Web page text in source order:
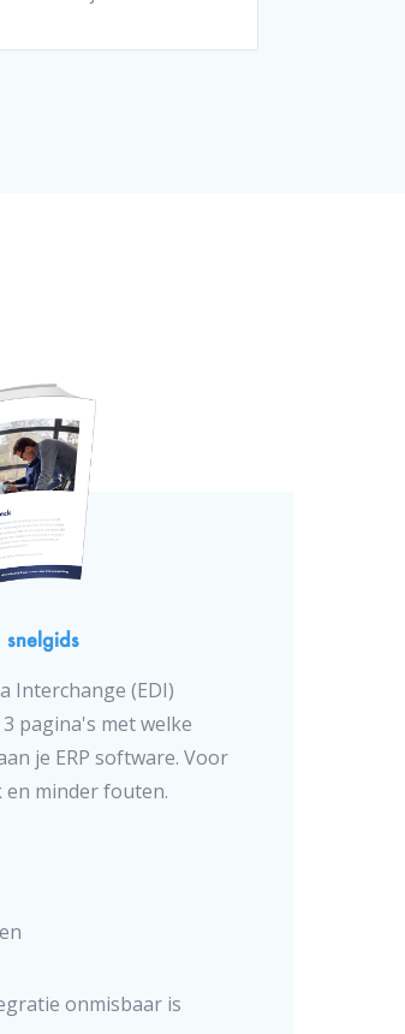
Interchange (EDI)
pagina's met welke
je ERP software. Voor
minder fouten.
onmisbaar is